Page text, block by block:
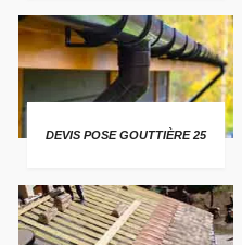
DEVIS POSE GOUTTIÈRE 25